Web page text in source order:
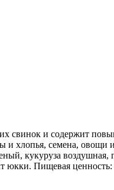
свинок и содержит
и хлопья, семена, овощи
кукуруза
юкки. Пищевая